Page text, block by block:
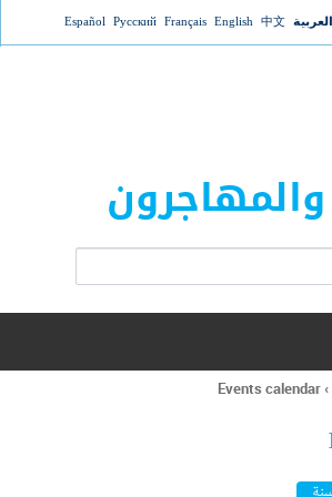
Jump to navigationالعربية 中文
English
Français
Русский
Español
والمهاجرون
›
Events calendar